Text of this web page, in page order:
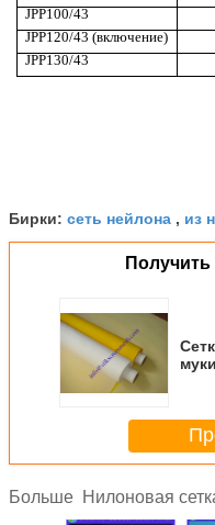
JPP100/43
JPP120/43 (включение)
JPP130/43
Бирки: сеть нейлона , из
муки
Больше Нилоновая